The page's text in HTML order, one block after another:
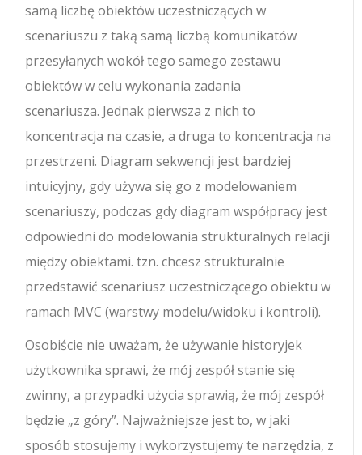
samą liczbę obiektów uczestniczących w
scenariuszu z taką samą liczbą komunikatów
przesyłanych wokół tego samego zestawu
obiektów w celu wykonania zadania
scenariusza. Jednak pierwsza z nich to
koncentracja na czasie, a druga to koncentracja na
przestrzeni. Diagram sekwencji jest bardziej
intuicyjny, gdy używa się go z modelowaniem
scenariuszy, podczas gdy diagram współpracy jest
odpowiedni do modelowania strukturalnych relacji
między obiektami. tzn. chcesz strukturalnie
przedstawić scenariusz uczestniczącego obiektu w
ramach MVC (warstwy modelu/widoku i kontroli).
Osobiście nie uważam, że używanie historyjek
użytkownika sprawi, że mój zespół stanie się
zwinny, a przypadki użycia sprawią, że mój zespół
będzie „z góry”. Najważniejsze jest to, w jaki
sposób stosujemy i wykorzystujemy te narzędzia, z